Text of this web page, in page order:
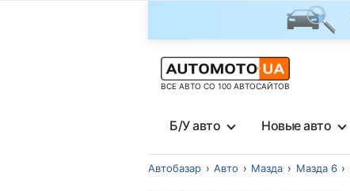
ВСЕ АВТО СО 100 АВТОСАЙТОВ
Б/У авто Новые авто
Автобазар Авто Мазда Мазда 6